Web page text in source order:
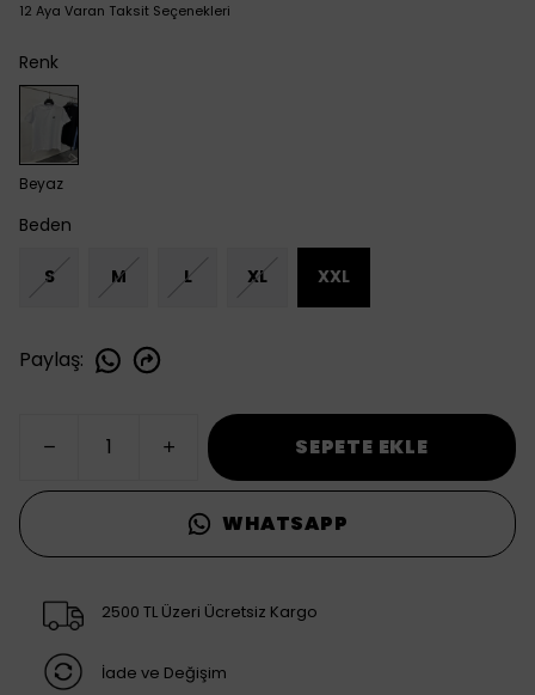
12 Aya Varan Taksit Seçenekleri
Renk
Beyaz
Beden
S M L XL XXL
Paylaş:
SEPETE EKLE
WHATSAPP
2500 TL Üzeri Ücretsiz Kargo
İade ve Değişim